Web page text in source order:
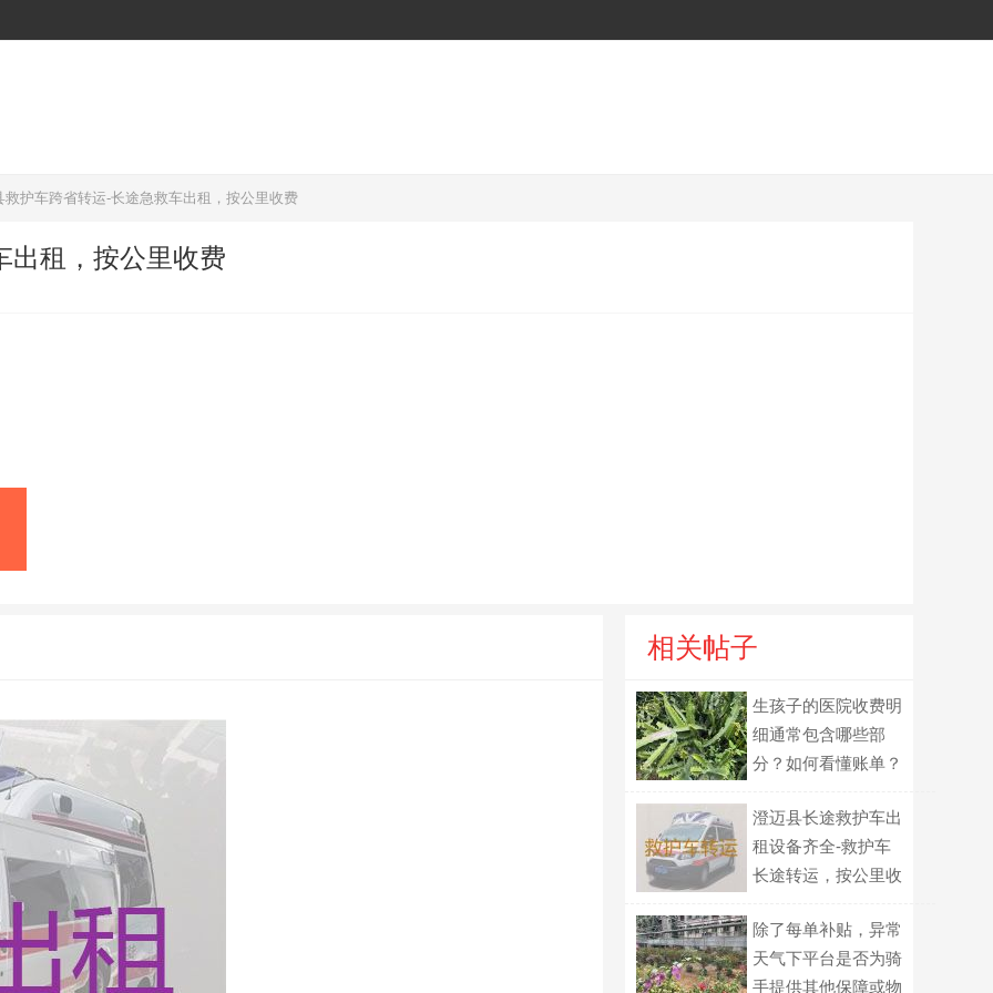
救护车跨省转运-长途急救车出租，按公里收费
出租，按公里收费
相关帖子
生孩子的医院收费明
细通常包含哪些部
分？如何看懂账单？
澄迈县长途救护车出
租设备齐全-救护车
长途转运，按公里收
除了每单补贴，异常
天气下平台是否为骑
手提供其他保障或物